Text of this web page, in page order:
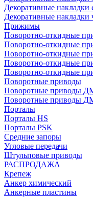
Декоративные накладки
Декоративные накладки
Прижимы
Поворотно-откидные
Поворотно-откидные
Поворотно-откидные
Поворотно-откидные
Поворотно-откидные
Поворотные приводы
Поворотные приводы
Поворотные приводы
Порталы
Порталы HS
Порталы PSK
Средние запоры
Угловые передачи
Штульповые приводы
РАСПРОДАЖА
Крепеж
Анкер химический
Анкерные пластины